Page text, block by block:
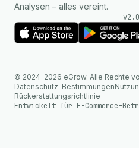
Analysen – alles vereint.
© 2024-2026 eGrow. Alle Rechte
Datenschutz-Bestimmungen
Rückerstattungsrichtlinie
Entwickelt für E-Commerce-